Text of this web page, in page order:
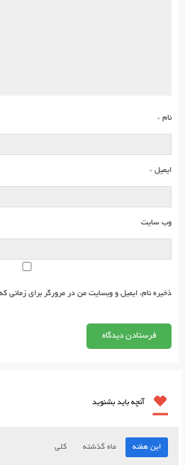
نام *
ایمیل *
وب‌ سایت
ذخیره نام، ایمیل و وبسایت من در مرورگر برای زمانی
آنچه باید بشنوید
این هفته ماه گذشته کلی